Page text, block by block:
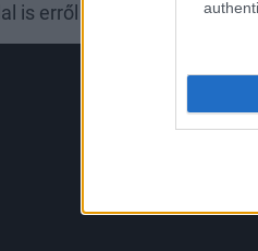
is erről szól. Csupa erő és